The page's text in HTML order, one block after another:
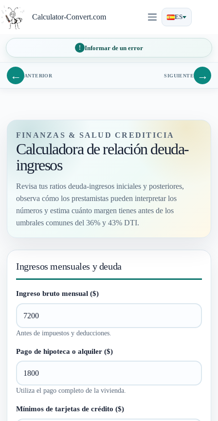
al
contenido
Calculator-Convert.com ES
Informar de un error
← ANTERIOR SIGUIENTE →
FINANZAS & SALUD CREDITICIA
Calculadora de relación deuda-
ingresos
Revisa tus ratios deuda-ingresos iniciales y posteriores,
observa cómo los prestamistas pueden interpretar los
números y estima cuánto margen tienes antes de los
umbrales comunes del 36% y 43% DTI.
Ingresos mensuales y deuda
Ingreso bruto mensual ($)
Antes de impuestos y deducciones.
Pago de hipoteca o alquiler ($)
Utiliza el pago completo de la vivienda.
Mínimos de tarjetas de crédito ($)